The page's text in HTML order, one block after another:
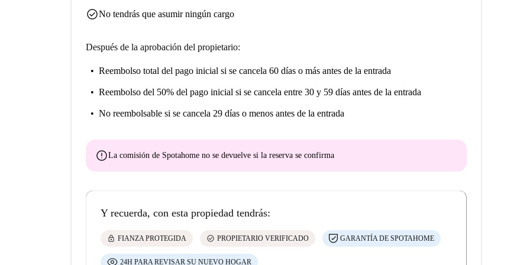
check_circleNo tendrás que asumir ningún cargo
Después de la aprobación del propietario:
Reembolso total del pago inicial si se cancela 60 días o más antes de la entrada
Reembolso del 50% del pago inicial si se cancela entre 30 y 59 días antes de la entrada
No reembolsable si se cancela 29 días o menos antes de la entrada
errorLa comisión de Spotahome no se devuelve si la reserva se confirma
Y recuerda, con esta propiedad tendrás:
lock FIANZA PROTEGIDA check_circle PROPIETARIO VERIFICADO GARANTÍA DE SPOTAHOME
24H PARA REVISAR SU NUEVO HOGAR